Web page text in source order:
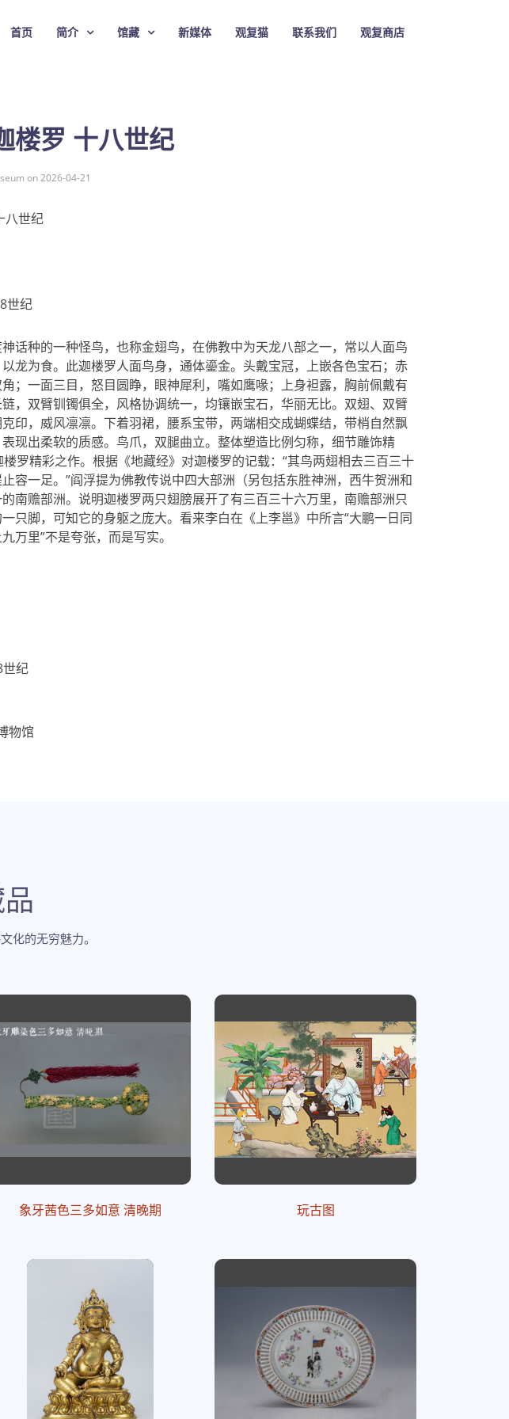
首页 简介 馆藏 新媒体 观复猫 联系我们 观复商店
楼罗 十八世纪
on 2026-04-21
八世纪
世纪
话种的一种怪鸟，也称金翅鸟，在佛教中为天龙八部之一，常以人面鸟
龙为食。此迦楼罗人面鸟身，通体鎏金。头戴宝冠，上嵌各色宝石；赤
；一面三目，怒目圆睁，眼神犀利，嘴如鹰喙；上身袒露，胸前佩戴有
，双臂钏镯俱全，风格协调统一，均镶嵌宝石，华丽无比。双翅、双臂
印，威风凛凛。下着羽裙，腰系宝带，两端相交成蝴蝶结，带梢自然飘
现出柔软的质感。鸟爪，双腿曲立。整体塑造比例匀称，细节雕饰精
罗精彩之作。根据《地藏经》对迦楼罗的记载：“其鸟两翅相去三百三十
止容一足。”阎浮提为佛教传说中四大部洲（另包括东胜神洲，西牛贺洲和
南赡部洲。说明迦楼罗两只翅膀展开了有三百三十六万里，南赡部洲只
只脚，可知它的身躯之庞大。看来李白在《上李邕》中所言“大鹏一日同
万里”不是夸张，而是写实。
纪
物馆
化的无穷魅力。
象牙茜色三多如意 清晚期 玩古图